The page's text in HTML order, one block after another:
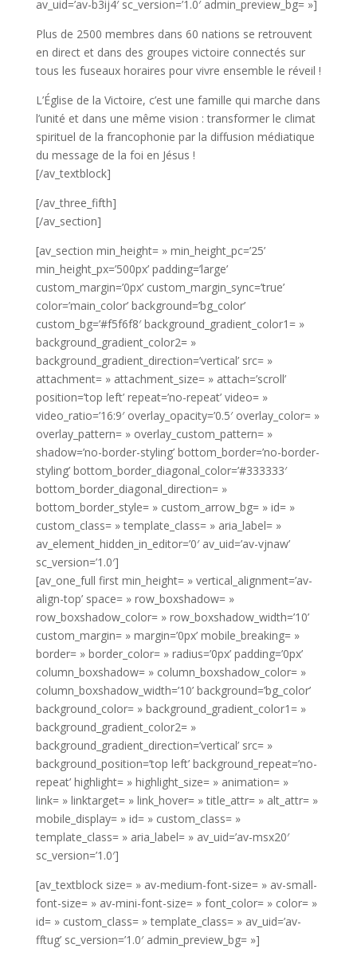
av_uid=’av-b3ij4′ sc_version=’1.0′ admin_preview_bg= »]
Plus de 2500 membres dans 60 nations se retrouvent
en direct et dans des groupes victoire connectés sur
tous les fuseaux horaires pour vivre ensemble le réveil !
L’Église de la Victoire, c’est une famille qui marche dans
l’unité et dans une même vision : transformer le climat
spirituel de la francophonie par la diffusion médiatique
du message de la foi en Jésus !
[/av_textblock]
[/av_three_fifth]
[/av_section]
[av_section min_height= » min_height_pc=’25’
min_height_px=’500px’ padding=’large’
custom_margin=’0px’ custom_margin_sync=’true’
color=’main_color’ background=’bg_color’
custom_bg=’#f5f6f8′ background_gradient_color1= »
background_gradient_color2= »
background_gradient_direction=’vertical’ src= »
attachment= » attachment_size= » attach=’scroll’
position=’top left’ repeat=’no-repeat’ video= »
video_ratio=’16:9′ overlay_opacity=’0.5′ overlay_color= »
overlay_pattern= » overlay_custom_pattern= »
shadow=’no-border-styling’ bottom_border=’no-border-
styling’ bottom_border_diagonal_color=’#333333′
bottom_border_diagonal_direction= »
bottom_border_style= » custom_arrow_bg= » id= »
custom_class= » template_class= » aria_label= »
av_element_hidden_in_editor=’0′ av_uid=’av-vjnaw’
sc_version=’1.0′]
[av_one_full first min_height= » vertical_alignment=’av-
align-top’ space= » row_boxshadow= »
row_boxshadow_color= » row_boxshadow_width=’10’
custom_margin= » margin=’0px’ mobile_breaking= »
border= » border_color= » radius=’0px’ padding=’0px’
column_boxshadow= » column_boxshadow_color= »
column_boxshadow_width=’10’ background=’bg_color’
background_color= » background_gradient_color1= »
background_gradient_color2= »
background_gradient_direction=’vertical’ src= »
background_position=’top left’ background_repeat=’no-
repeat’ highlight= » highlight_size= » animation= »
link= » linktarget= » link_hover= » title_attr= » alt_attr= »
mobile_display= » id= » custom_class= »
template_class= » aria_label= » av_uid=’av-msx20′
sc_version=’1.0′]
[av_textblock size= » av-medium-font-size= » av-small-
font-size= » av-mini-font-size= » font_color= » color= »
id= » custom_class= » template_class= » av_uid=’av-
fftug’ sc_version=’1.0′ admin_preview_bg= »]